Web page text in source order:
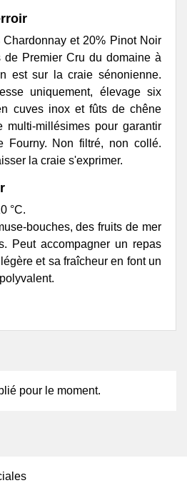
et 20% Pinot Noir
de Premier Cru du domaine à
est sur la craie sénonienne.
uniquement, élevage six
cuves inox et fûts de chêne
multi-millésimes pour garantir
Fourny. Non filtré, non collé.
la craie s'exprimer.
°C.
bouches, des fruits de mer
Peut accompagner un repas
et sa fraîcheur en font un
pour le moment.